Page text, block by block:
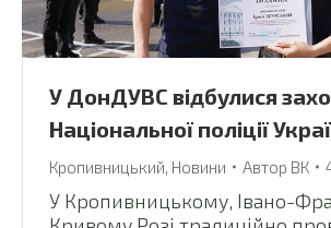
У ДонДУВС відбулися
Національної поліції
Кропивницький Новини Автор ВК
У Кропивницькому, Івано-